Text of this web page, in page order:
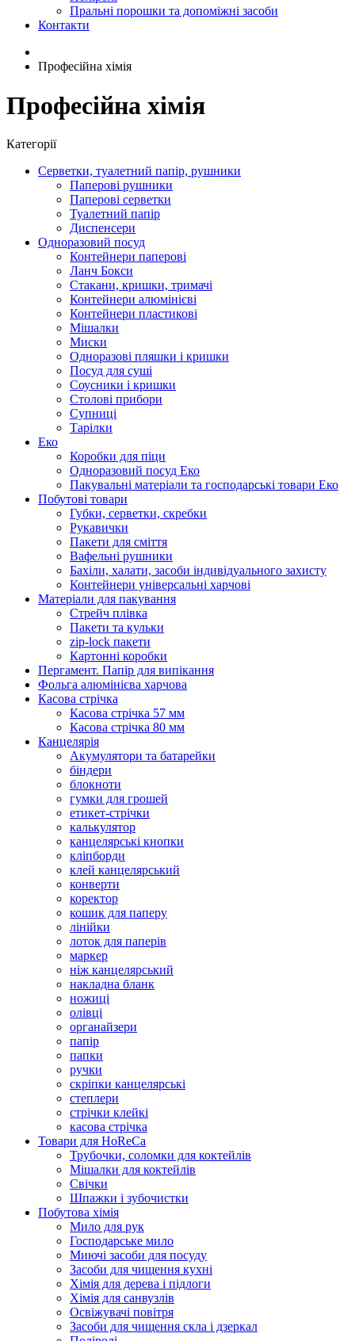
Пральні порошки та допоміжні засоби
Контакти
Професійна хімія
Професійна хімія
Категорії
Серветки, туалетний папір, рушники
Паперові рушники
Паперові серветки
Туалетний папір
Диспенсери
Одноразовий посуд
Контейнери паперові
Ланч Бокси
Стакани, кришки, тримачі
Контейнери алюмінієві
Контейнери пластикові
Мішалки
Миски
Одноразові пляшки і кришки
Посуд для суші
Соусники і кришки
Столові прибори
Супниці
Тарілки
Еко
Коробки для піци
Одноразовий посуд Еко
Пакувальні матеріали та господарські товари Еко
Побутові товари
Губки, серветки, скребки
Рукавички
Пакети для сміття
Вафельні рушники
Бахіли, халати, засоби індивідуального захисту
Контейнери універсальні харчові
Матеріали для пакування
Стрейч плівка
Пакети та кульки
zip-lock пакети
Картонні коробки
Пергамент. Папір для випікання
Фольга алюмінієва харчова
Касова стрічка
Касова стрічка 57 мм
Касова стрічка 80 мм
Канцелярія
Акумулятори та батарейки
біндери
блокноти
гумки для грошей
етикет-стрічки
калькулятор
канцелярські кнопки
кліпборди
клей канцелярський
конверти
коректор
кошик для паперу
лінійки
лоток для паперів
маркер
ніж канцелярський
накладна бланк
ножиці
олівці
органайзери
папір
папки
ручки
скріпки канцелярські
степлери
стрічки клейкі
касова стрічка
Товари для HoReCa
Трубочки, соломки для коктейлів
Мішалки для коктейлів
Свічки
Шпажки і зубочистки
Побутова хімія
Мило для рук
Господарське мило
Миючі засоби для посуду
Засоби для чищення кухні
Хімія для дерева і підлоги
Хімія для санвузлів
Освіжувачі повітря
Засоби для чищення скла і дзеркал